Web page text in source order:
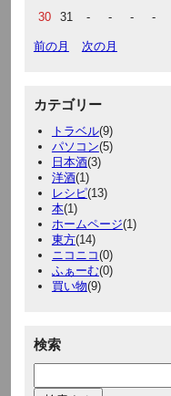
30
31 - - - -
前の月 次の月
カテゴリー
トラベル(9)
パソコン(5)
日本酒(3)
洋酒(1)
レシピ(13)
本(1)
ホームページ(1)
東方(14)
ニコニコ(0)
ふぁーむ(0)
買い物(9)
検索